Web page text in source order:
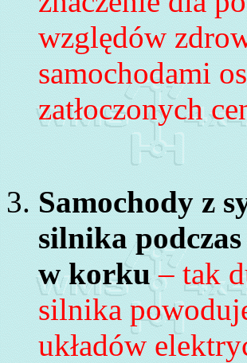
względów
samochodami
zatłoczonych
Samochody z
silnika
w korku – tak
silnika
układów